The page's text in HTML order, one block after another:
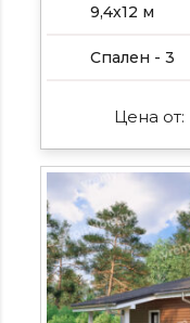
9,4х12 м
Спален - 3
Цена от: